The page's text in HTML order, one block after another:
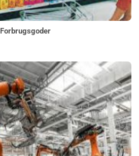
Forbrugsgoder